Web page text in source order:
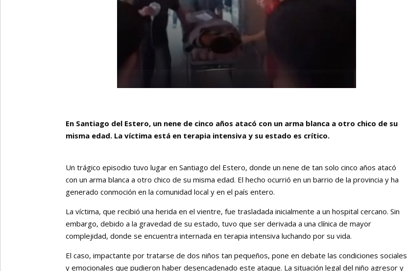
En Santiago del Estero, un nene de cinco años atacó con un arma blanca a otro chico de su
misma edad. La víctima está en terapia intensiva y su estado es crítico.
Un trágico episodio tuvo lugar en Santiago del Estero, donde un nene de tan solo cinco años atacó
con un arma blanca a otro chico de su misma edad. El hecho ocurrió en un barrio de la provincia y ha
generado conmoción en la comunidad local y en el país entero.
La víctima, que recibió una herida en el vientre, fue trasladada inicialmente a un hospital cercano. Sin
embargo, debido a la gravedad de su estado, tuvo que ser derivada a una clínica de mayor
complejidad, donde se encuentra internada en terapia intensiva luchando por su vida.
El caso, impactante por tratarse de dos niños tan pequeños, pone en debate las condiciones sociales
y emocionales que pudieron haber desencadenado este ataque. La situación legal del niño agresor y